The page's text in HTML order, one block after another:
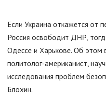
Если Украина откажется от
Россия освободит ДНР,
Одессе и Харькове. Об этом
политолог-американист,
исследования проблем
Блохин.